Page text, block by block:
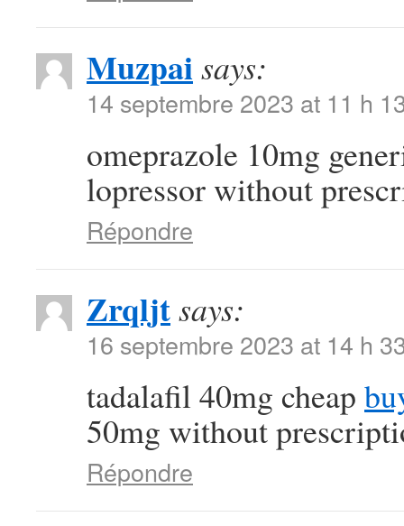
Muzpaisays:
14 septembre 2023 at 11 h
omeprazole 10mg
lopressor without
Répondre
Zrqljtsays:
16 septembre 2023 at 14 h
tadalafil 40mg cheap
50mg without
Répondre